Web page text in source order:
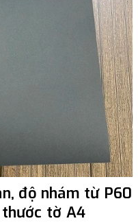
độ nhám từ P60
tờ A4